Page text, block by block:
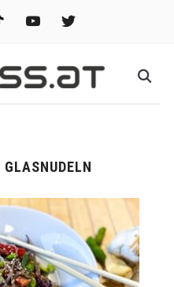
youtube twitter
GLASNUDELN